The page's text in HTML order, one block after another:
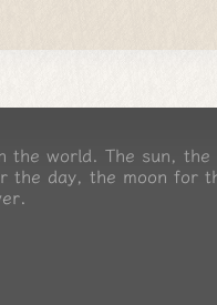
the world. The sun, the
the day, the moon for